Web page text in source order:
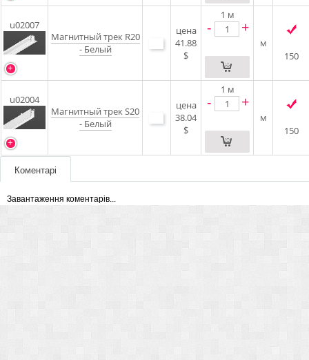
u02007
Магнитный трек R20
- Белый
цена
41.88
$
1 м
- +
м
150
u02004
Магнитный трек S20
- Белый
цена
38.04
$
1 м
- +
м
150
Коментарі
Завантаження коментарів...